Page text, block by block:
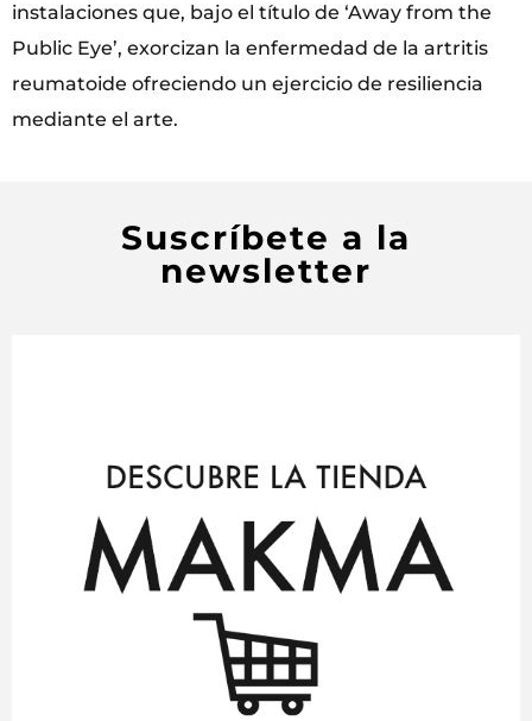
instalaciones que, bajo el título de ‘Away from the
Public Eye’, exorcizan la enfermedad de la artritis
reumatoide ofreciendo un ejercicio de resiliencia
mediante el arte.
Suscríbete a la
newsletter